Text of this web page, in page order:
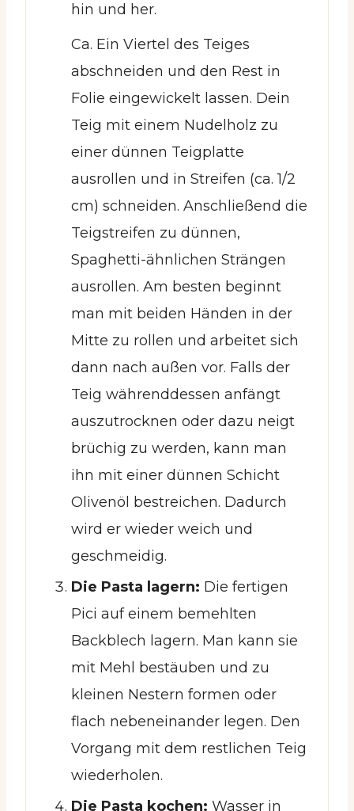
hin und her.
Ca. Ein Viertel des Teiges
abschneiden und den Rest in
Folie eingewickelt lassen. Dein
Teig mit einem Nudelholz zu
einer dünnen Teigplatte
ausrollen und in Streifen (ca. 1/2
cm) schneiden. Anschließend die
Teigstreifen zu dünnen,
Spaghetti-ähnlichen Strängen
ausrollen. Am besten beginnt
man mit beiden Händen in der
Mitte zu rollen und arbeitet sich
dann nach außen vor. Falls der
Teig währenddessen anfängt
auszutrocknen oder dazu neigt
brüchig zu werden, kann man
ihn mit einer dünnen Schicht
Olivenöl bestreichen. Dadurch
wird er wieder weich und
geschmeidig.
Die Pasta lagern: Die fertigen
Pici auf einem bemehlten
Backblech lagern. Man kann sie
mit Mehl bestäuben und zu
kleinen Nestern formen oder
flach nebeneinander legen. Den
Vorgang mit dem restlichen Teig
wiederholen.
Die Pasta kochen: Wasser in